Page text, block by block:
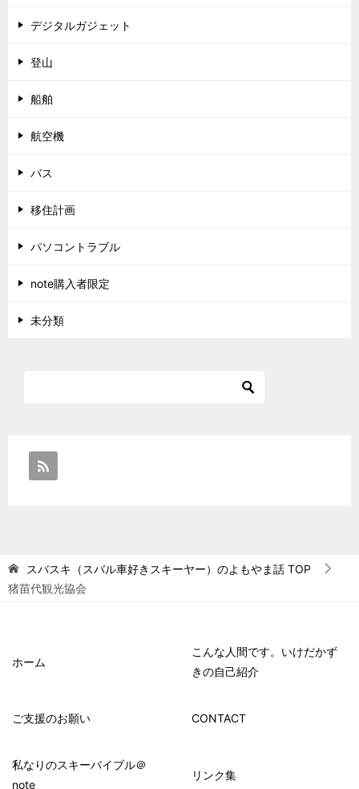
デジタルガジェット
登山
船舶
航空機
バス
移住計画
パソコントラブル
note購入者限定
未分類
スバスキ（スバル車好きスキーヤー）のよもやま話 TOP
猪苗代観光協会
ホーム
こんな人間です。いけだかず
きの自己紹介
ご支援のお願い CONTACT
私なりのスキーバイブル＠
note
リンク集